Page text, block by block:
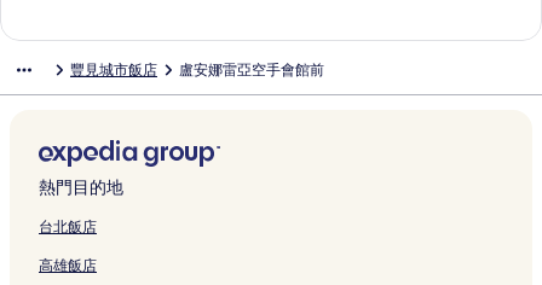
o
s
的
連
結
的
i
w
a
的
連
u
m
a
的
連
的
a
k
u
s
a
D
s
u
的
連
結
h
s
a
h
i
a
u
-
的
連
結
a
N
a
h
a
連
n
a
h
a
的
結
的
連
l
的
連
結
s
連
結
s
S
e
n
a
a
e
的
連
結
k
R
E
I
H
t
h
s
e
S
E
A
豐見城市飯店 盧安娜雷亞空手會館前
熱門目的地
台北飯店
高雄飯店